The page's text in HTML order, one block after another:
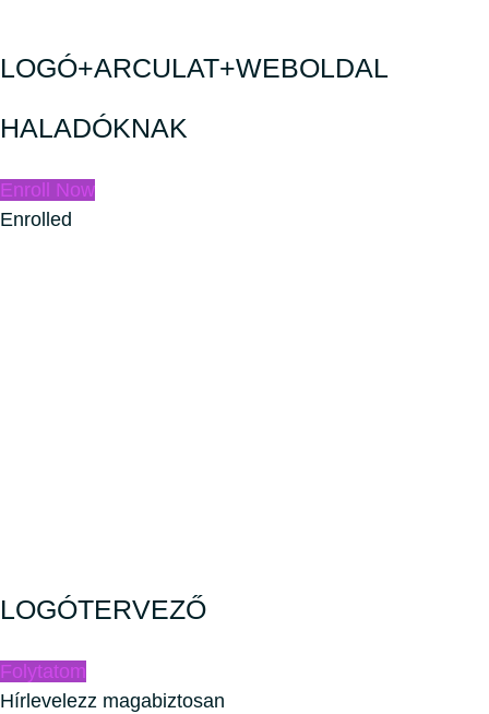
LOGÓ+ARCULAT+WEBOLDAL
HALADÓKNAK
Enroll Now
Enrolled
LOGÓTERVEZŐ
Folytatom
Hírlevelezz magabiztosan